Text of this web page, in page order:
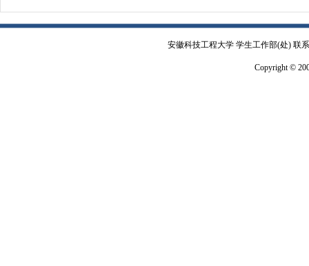
安徽科技工程大学 学生工作部(处) 联
Copyright ©